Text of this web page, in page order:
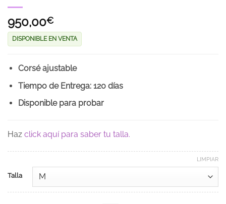
950,00€
DISPONIBLE EN VENTA
Corsé ajustable
Tiempo de Entrega: 120 días
Disponible para probar
Haz click aquí para saber tu talla.
Talla
LIMPIAR